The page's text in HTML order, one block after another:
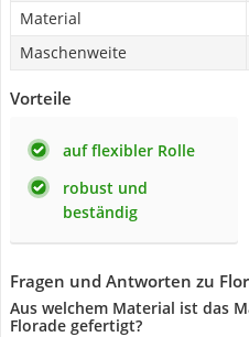
Material
Maschenweite
Vorteile
auf flexibler Rolle
robust und
beständig
Fragen und Antworten zu
Aus welchem Material ist das
Florade gefertigt?